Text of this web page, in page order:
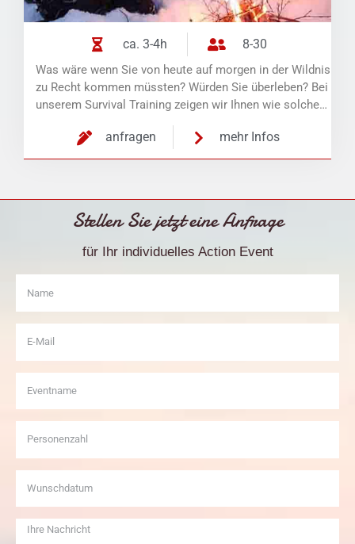
ca. 3-4h 8-30
Was wäre wenn Sie von heute auf morgen in der Wildnis
zu Recht kommen müssten? Würden Sie überleben? Bei
unserem Survival Training zeigen wir Ihnen wie solche…
anfragen mehr Infos
Stellen Sie jetzt eine Anfrage
für Ihr individuelles Action Event